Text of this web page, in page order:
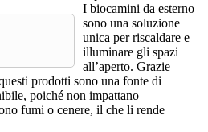
I biocamini da esterno
sono una soluzione
unica per riscaldare e
illuminare gli spazi
all’aperto. Grazie
prodotti sono una fonte di
poiché non impattano
fumi o cenere, il che li rende